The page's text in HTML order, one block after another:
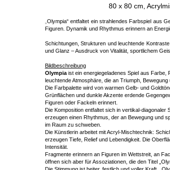
80 x 80 cm,
Olympia“ entfaltet ein strahlendes Farbspiel aus
Figuren. Dynamik und Rhythmus erinnern an
Schichtungen, Strukturen und leuchtende
und Glanz – Ausdruck von Vitalität, sportlichem
Bildbeschreibung
Olympia ist ein energiegeladenes Spiel aus
leuchtende Atmosphäre, die an Triumph, Bewegung
Die Farbpalette wird von warmen Gelb- und
Grünflächen und dunkle Akzente erdende
Figuren oder Fackeln erinnert.
Die Komposition entfaltet sich in vertikal-
erzeugen einen Rhythmus, der an Bewegung und
im Raum zu schweben.
Die Künstlerin arbeitet mit Acryl-Mischtechnik:
erzeugen Tiefe, Relief und Lebendigkeit. Die
Intensität.
Fragmente erinnern an Figuren im Wettstreit, an
öffnen sich aber für Assoziationen, die den Titel